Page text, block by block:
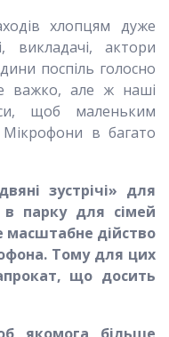
хлопцям дуже
викладачі, актори
поспіль голосно
важко, але ж наші
щоб маленьким
в багато
зустрічі» для
парку для сімей
масштабне дійство
Тому для цих
що досить